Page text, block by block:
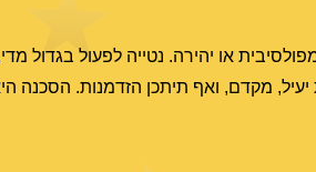
או יהירה. נטייה לפעול
מקדם, ואף תיתכן הזדמנות. הסכנה